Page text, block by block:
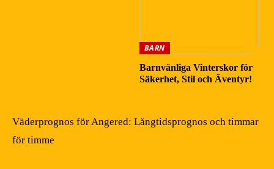
BARN
Barnvänliga Vinterskor för
Säkerhet, Stil och Äventyr!
Väderprognos för Angered: Långtidsprognos och timmar
för timme